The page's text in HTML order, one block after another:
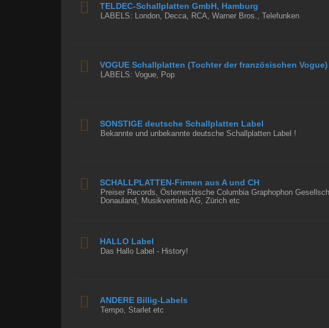
TELDEC-Schallplatten GmbH, Hamburg
LABELS: London, Decca, RCA, Warner Bros., Telefunken
VOGUE Schallplatten (Tochter der französischen Vogue)
LABELS: Vogue, Pop
SONSTIGE deutsche Schallplatten Label
Bekannte und unbekannte deutsche Schallplatten Label !
SCHALLPLATTEN-Firmen aus A und CH
Preiser Records, Österreichische Columbia Graphophon
Donauland, Musikvertrieb AG, Zürich etc
HALLO Label
Das Hallo Label - History!
ANDERE Billig-Labels
Tempo, Starlet etc